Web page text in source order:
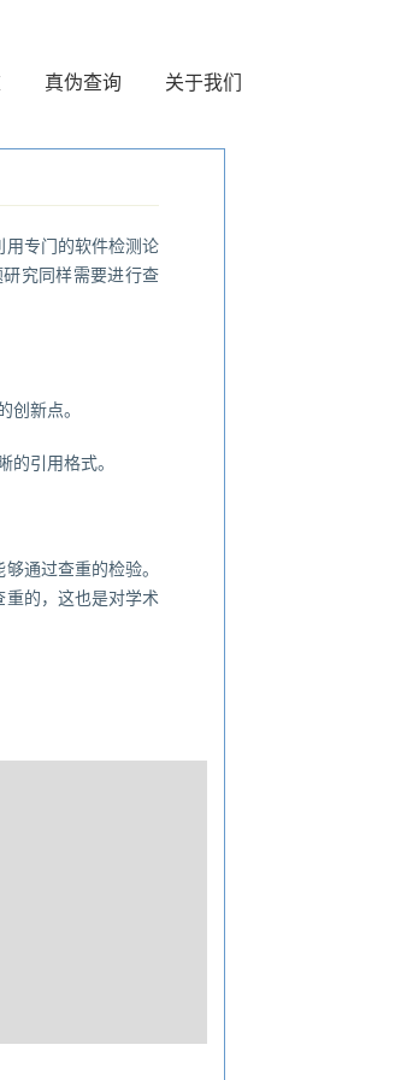
真伪查询 关于我们
专门的软件检测论
究同样需要进行查
新点。
引用格式。
通过查重的检验。
的，这也是对学术